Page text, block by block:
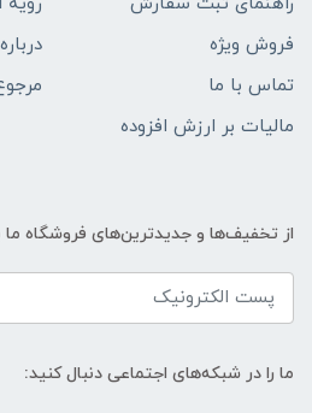
فروش ویژه
تماس با ما
مالیات بر ارزش افزوده
از تخفیف‌ها و جدیدترین‌های فروشگاه ما
ما را در شبکه‌های اجتماعی دنبال کنید: